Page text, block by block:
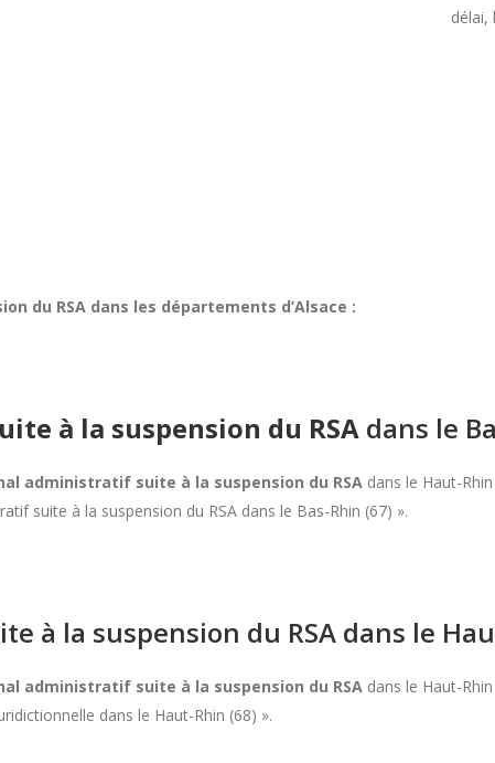
délai,
du RSA dans les départements d’Alsace :
à la suspension du RSA dans le
administratif suite à la suspension du RSA dans le Haut-
suite à la suspension du RSA dans le Bas-Rhin (67) ».
à la suspension du RSA dans le
administratif suite à la suspension du RSA dans le Haut-
dans le Haut-Rhin (68) ».